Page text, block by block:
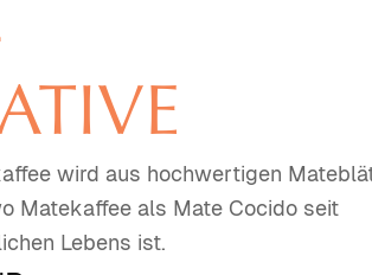
wird aus hochwertigen
Matekaffee als Mate Cocido seit
Lebens ist.